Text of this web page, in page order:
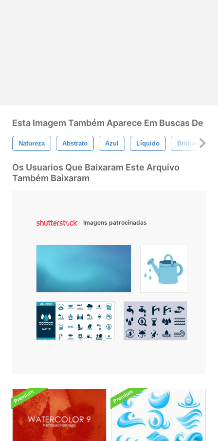
Esta Imagem Também Aparece Em Buscas De
Natureza Abstrato Azul Líquido Brilhante
Os Usuarios Que Baixaram Este Arquivo
Também Baixaram
Imagens patrocinadas